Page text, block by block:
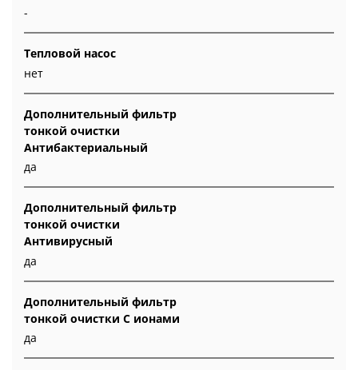
-
Тепловой насос
нет
Дополнительный фильтр
тонкой очистки
Антибактериальный
да
Дополнительный фильтр
тонкой очистки
Антивирусный
да
Дополнительный фильтр
тонкой очистки С ионами
да